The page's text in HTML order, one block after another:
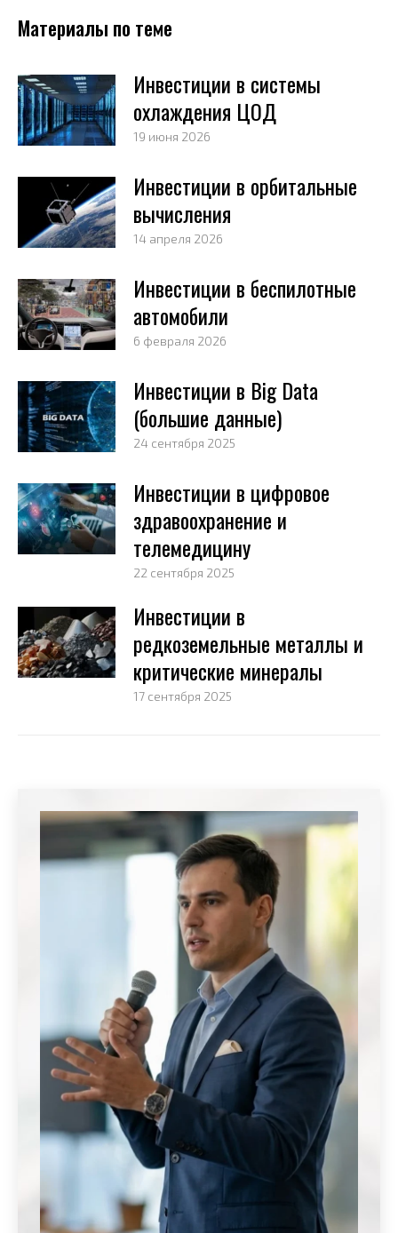
Материалы по теме
Инвестиции в системы
охлаждения ЦОД
19 июня 2026
Инвестиции в орбитальные
вычисления
14 апреля 2026
Инвестиции в беспилотные
автомобили
6 февраля 2026
Инвестиции в Big Data
(большие данные)
24 сентября 2025
Инвестиции в цифровое
здравоохранение и
телемедицину
22 сентября 2025
Инвестиции в
редкоземельные металлы и
критические минералы
17 сентября 2025